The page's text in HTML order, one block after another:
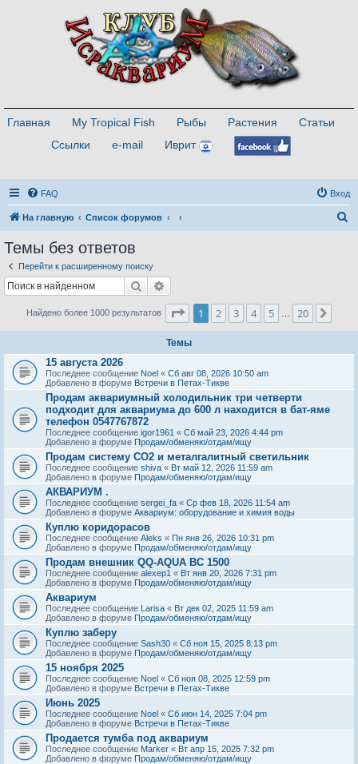
Главная My Tropical Fish Рыбы Растения
Статьи
Ссылки
e-mail Иврит
FAQ Вход
На главную Список форумов
Темы без ответов
Перейти к расширенному поиску
Поиск
Найдено более 1000 результатов Страница1 из
1 2 3 4 5 20
Темы
15 августа 2026
Последнее сообщение Noel « Сб авг 08, 2026 10:50 am
Добавлено в форуме Встречи в Петах-Тикве
Продам аквариумный холодильник три четверти
подходит для аквариума до 600 л находится в бат-яме
телефон 0547767872
Последнее сообщение igor1961 « Сб май 23, 2026 4:44 pm
Добавлено в форуме Продам/обменяю/отдам/ищу
Продам систему СО2 и металгалитный светильник
Последнее сообщение shiva « Вт май 12, 2026 11:59 am
Добавлено в форуме Продам/обменяю/отдам/ищу
АКВАРИУМ .
Последнее сообщение sergei_fa « Ср фев 18, 2026 11:54 am
Добавлено в форуме Аквариум: оборудование и химия воды
Куплю коридорасов
Последнее сообщение Aleks « Пн янв 26, 2026 10:31 pm
Добавлено в форуме Продам/обменяю/отдам/ищу
Продам внешник QQ-AQUA BC 1500
Последнее сообщение alexep1 « Вт янв 20, 2026 7:31 pm
Добавлено в форуме Продам/обменяю/отдам/ищу
Аквариум
Последнее сообщение Larisa « Вт дек 02, 2025 11:59 am
Добавлено в форуме Продам/обменяю/отдам/ищу
Куплю заберу
Последнее сообщение Sash30 « Сб ноя 15, 2025 8:13 pm
Добавлено в форуме Продам/обменяю/отдам/ищу
15 ноября 2025
Последнее сообщение Noel « Сб ноя 08, 2025 12:59 pm
Добавлено в форуме Встречи в Петах-Тикве
Июнь 2025
Последнее сообщение Noel « Сб июн 14, 2025 7:04 pm
Добавлено в форуме Встречи в Петах-Тикве
Продается тумба под аквариум
Последнее сообщение Marker « Вт апр 15, 2025 7:32 pm
Добавлено в форуме Продам/обменяю/отдам/ищу